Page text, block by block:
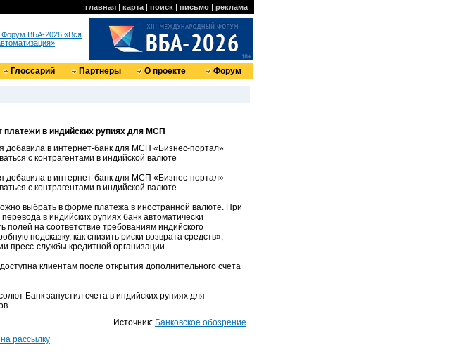
главная| карта| поиск| письмо| реклама
ВБА-2026 «Вся
Глоссарий Партнеры О проекте Форум
платежи в индийских рупиях для МСП
добавила в интернет-банк для МСП «Бизнес-портал»
с контрагентами в индийской валюте
добавила в интернет-банк для МСП «Бизнес-портал»
с контрагентами в индийской валюте
выбрать в форме платежа в иностранной валюте. При
в индийских рупиях банк автоматически
полей на соответствие требованиям индийского
подсказку, как снизить риски возврата средств», —
пресс-службы кредитной организации.
клиентам после открытия дополнительного счета
Банк запустил счета в индийских рупиях для
Источник: Банковское обозрение
рассылку